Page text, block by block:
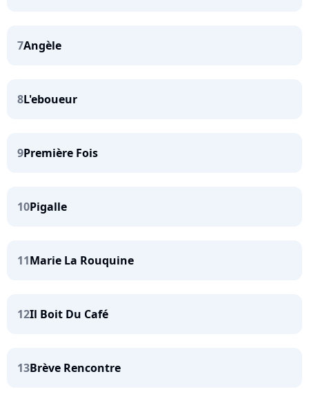
7Angèle
8L'eboueur
9Première Fois
10Pigalle
11Marie La Rouquine
12Il Boit Du Café
13Brève Rencontre